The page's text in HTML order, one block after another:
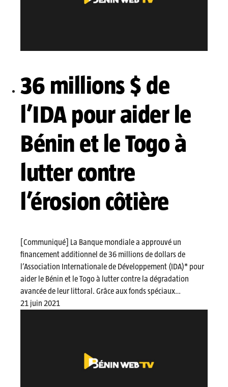
36 millions $ de
l’IDA pour aider le
Bénin et le Togo à
lutter contre
l’érosion côtière
[Communiqué] La Banque mondiale a approuvé un
financement additionnel de 36 millions de dollars de
l’Association Internationale de Développement (IDA)* pour
aider le Bénin et le Togo à lutter contre la dégradation
avancée de leur littoral. Grâce aux fonds spéciaux…
21 juin 2021